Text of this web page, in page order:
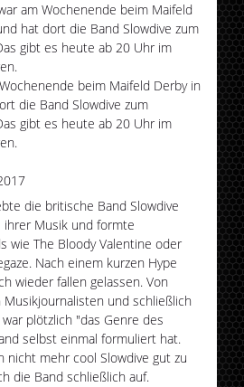
am Wochenende beim Maifeld
hat dort die Band Slowdive zum
gibt es heute ab 20 Uhr im
beim Maifeld Derby in
die Band Slowdive zum
gibt es heute ab 20 Uhr im
die britische Band Slowdive
Musik und formte
wie The Bloody Valentine oder
Nach einem kurzen Hype
wieder fallen gelassen. Von
Musikjournalisten und schließlich
plötzlich "das Genre des
selbst einmal formuliert hat.
nicht mehr cool Slowdive gut zu
die Band schließlich auf.